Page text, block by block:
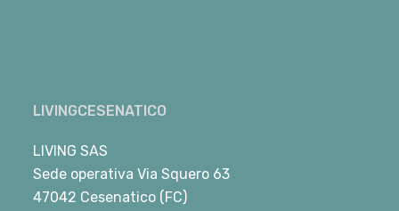
LIVINGCESENATICO
LIVING SAS
Sede operativa Via Squero 63
47042 Cesenatico (FC)